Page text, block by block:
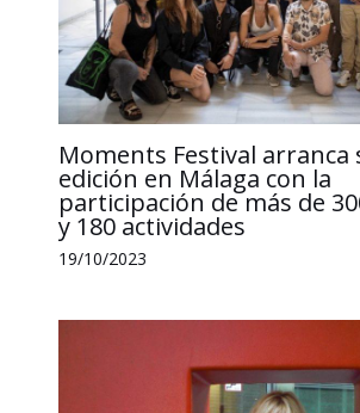
Moments Festival arranca
edición en Málaga con la
participación de más de
y 180 actividades
19/10/2023